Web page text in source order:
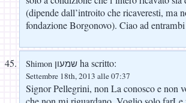
(dipende dall’introito che ricaveresti, ma
fondazione Borgonovo). Ciao ad
Shimon שמעון ha scritto:
Settembre 18th, 2013 alle 07:37
Signor Pellegrini, non La conosco e non